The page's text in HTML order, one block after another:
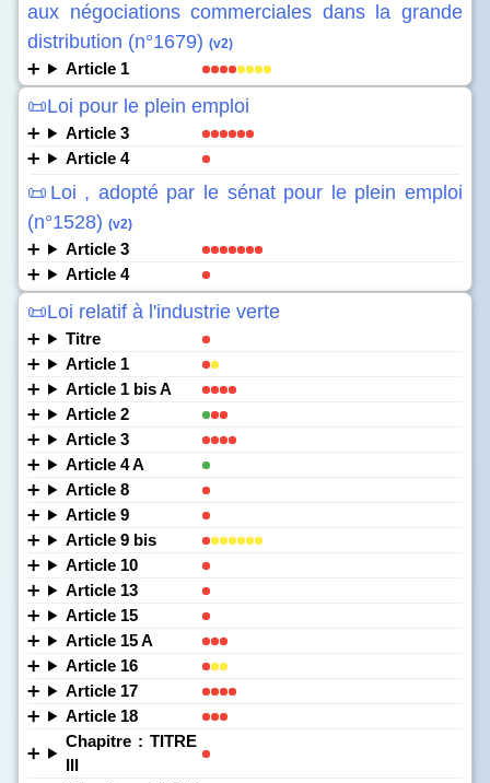
aux négociations commerciales dans la grande
distribution (n°1679) (v2)
Article 1
📜Loi pour le plein emploi
Article 3
Article 4
📜Loi , adopté par le sénat pour le plein emploi
(n°1528) (v2)
Article 3
Article 4
📜Loi relatif à l'industrie verte
Titre
Article 1
Article 1 bis A
Article 2
Article 3
Article 4 A
Article 8
Article 9
Article 9 bis
Article 10
Article 13
Article 15
Article 15 A
Article 16
Article 17
Article 18
Chapitre : TITRE
III